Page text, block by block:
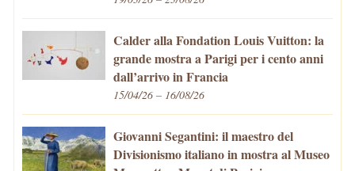
Calder alla Fondation Louis Vuitton: la
grande mostra a Parigi per i cento anni
dall’arrivo in Francia
15/04/26 – 16/08/26
Giovanni Segantini: il maestro del
Divisionismo italiano in mostra al Museo